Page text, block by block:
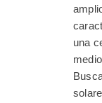
una